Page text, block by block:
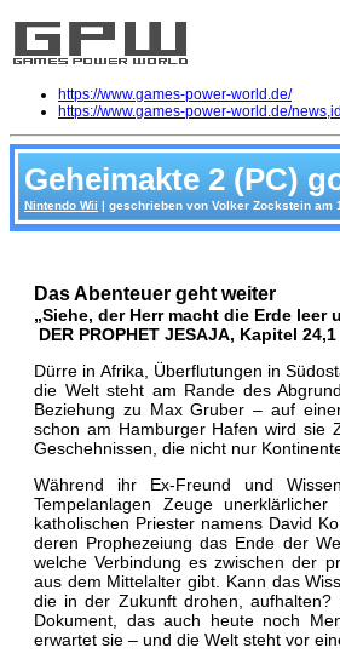
https://www.games-power-world.de/
https://www.games-power-world.de/
Geheimakte 2 (PC)
Nintendo Wii | geschrieben von Volker Zockstein am
Das Abenteuer geht weiter
„Siehe, der Herr macht die Erde
DER PROPHET JESAJA, Kapitel 24,1
Dürre in Afrika, Überflutungen in
die Welt steht am Rande des
Beziehung zu Max Gruber – auf
schon am Hamburger Hafen wird sie
Geschehnissen, die nicht nur
Während ihr Ex-Freund und
Tempelanlagen Zeuge
katholischen Priester namens David
deren Prophezeiung das Ende der
welche Verbindung es zwischen der
aus dem Mittelalter gibt. Kann das
die in der Zukunft drohen,
Dokument, das auch heute noch
erwartet sie – und die Welt steht vor